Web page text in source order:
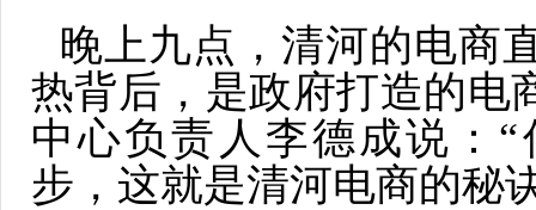
晚上九点，清河的电商
热背后，是政府打造的电
中心负责人李德成说：
步，这就是清河电商的秘